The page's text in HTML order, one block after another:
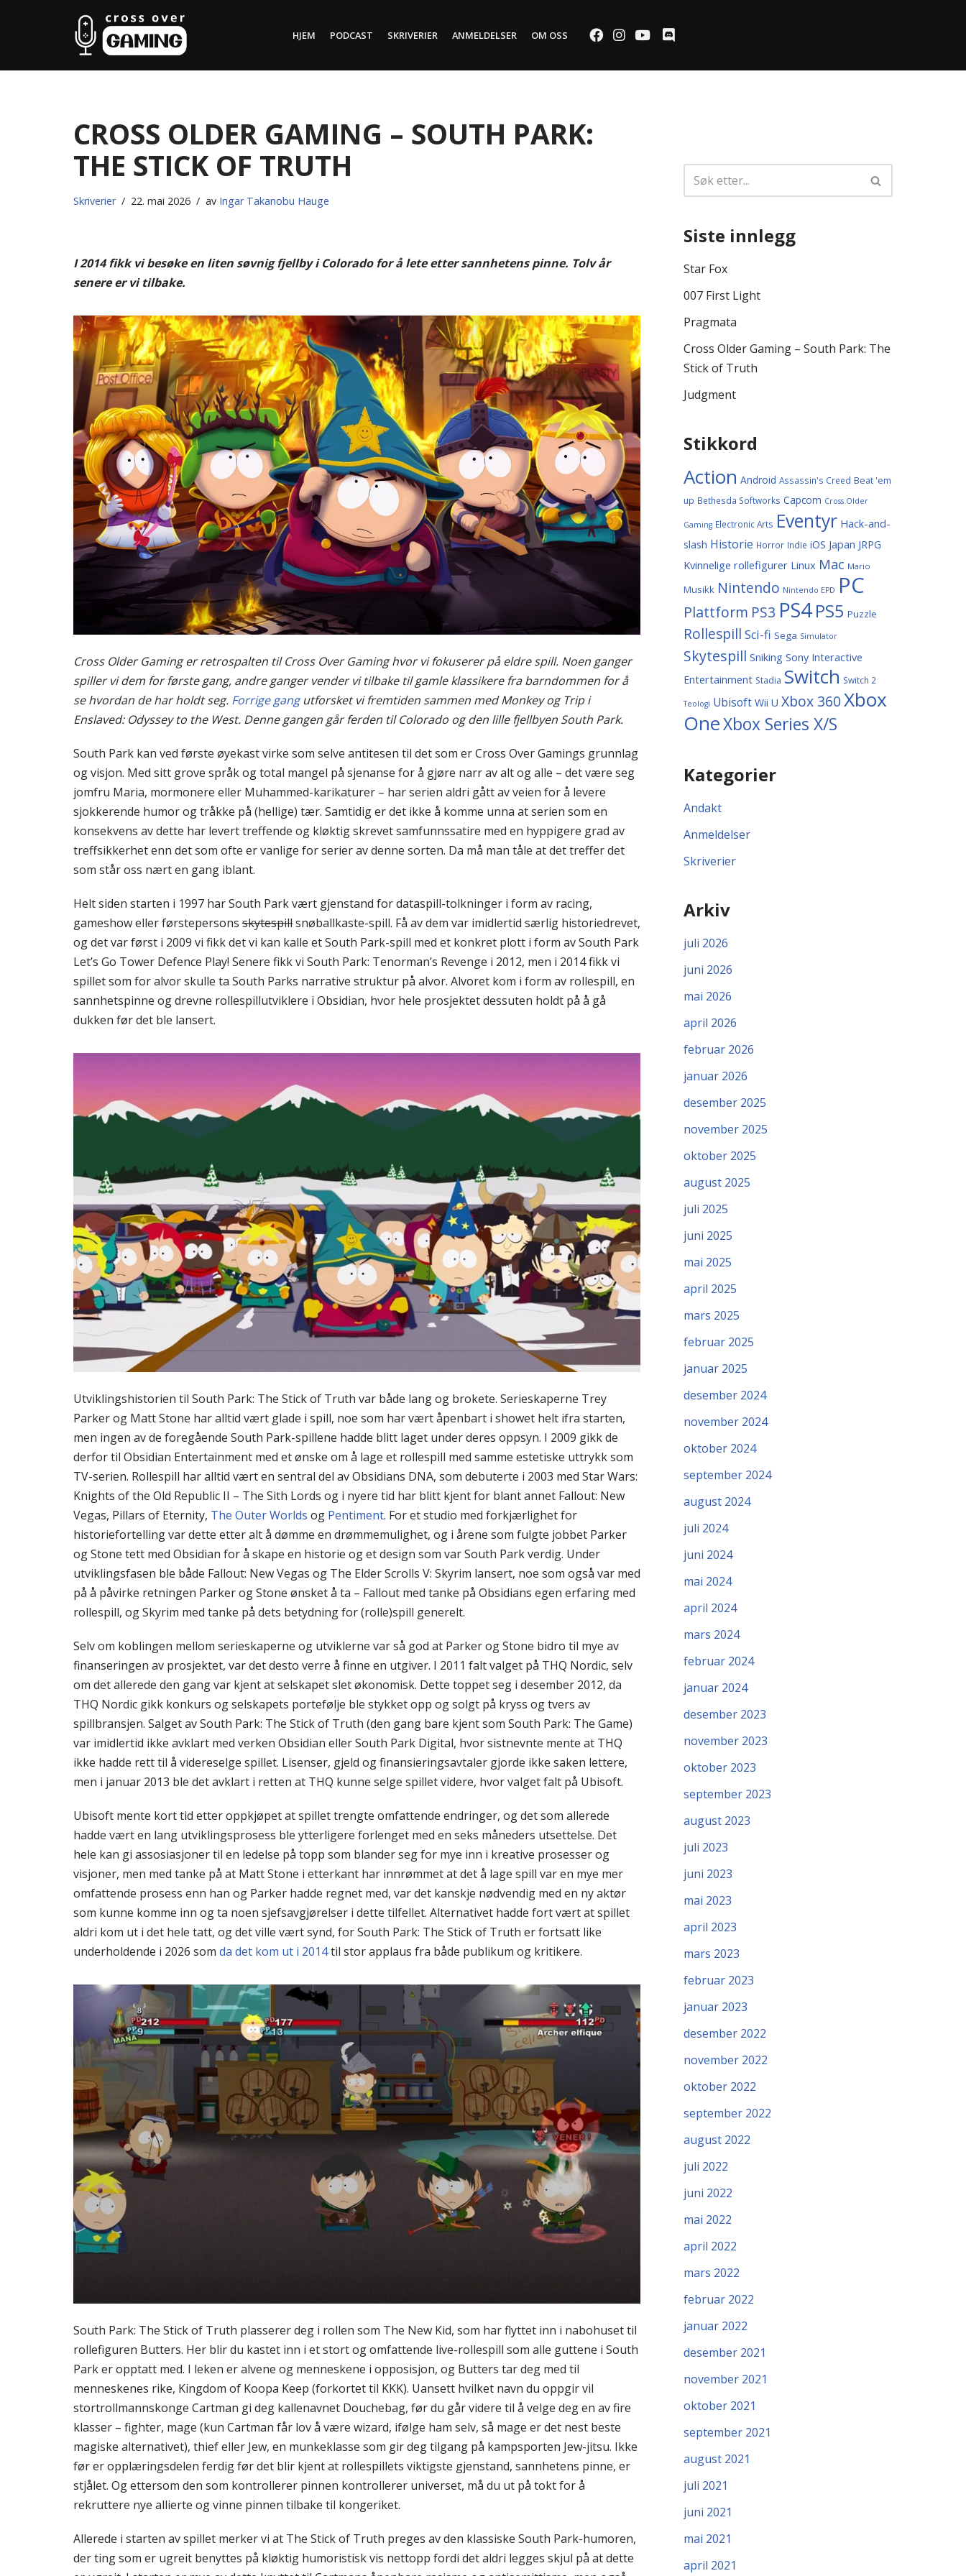
HJEM PODCAST SKRIVERIER ANMELDELSER OM OSS
Cross Older Gaming – South Park:
The Stick of Truth
Skriverier 22. mai 2026 av Ingar Takanobu Hauge
I 2014 fikk vi besøke en liten søvnig fjellby i Colorado for å lete etter sannhetens pinne. Tolv år
senere er vi tilbake.
Cross Older Gaming er retrospalten til Cross Over Gaming hvor vi fokuserer på eldre spill. Noen ganger
spiller vi dem for første gang, andre ganger vender vi tilbake til gamle klassikere fra barndommen for å
se hvordan de har holdt seg. Forrige gangutforsket vi fremtiden sammen med Monkey og Trip i
Enslaved: Odyssey to the West. Denne gangen går ferden til Colorado og den lille fjellbyen South Park.
South Park kan ved første øyekast virke som selve antitesen til det som er Cross Over Gamings grunnlag
og visjon. Med sitt grove språk og total mangel på sjenanse for å gjøre narr av alt og alle – det være seg
jomfru Maria, mormonere eller Muhammed-karikaturer – har serien aldri gått av veien for å levere
sjokkerende humor og tråkke på (hellige) tær. Samtidig er det ikke å komme unna at serien som en
konsekvens av dette har levert treffende og kløktig skrevet samfunnssatire med en hyppigere grad av
treffsikkerhet enn det som ofte er vanlige for serier av denne sorten. Da må man tåle at det treffer det
som står oss nært en gang iblant.
Helt siden starten i 1997 har South Park vært gjenstand for dataspill-tolkninger i form av racing,
gameshow eller førstepersons skytespillsnøballkaste-spill. Få av dem var imidlertid særlig historiedrevet,
og det var først i 2009 vi fikk det vi kan kalle et South Park-spill med et konkret plott i form av South Park
Let’s Go Tower Defence Play! Senere fikk vi South Park: Tenorman’s Revenge i 2012, men i 2014 fikk vi
spillet som for alvor skulle ta South Parks narrative struktur på alvor. Alvoret kom i form av rollespill, en
sannhetspinne og drevne rollespillutviklere i Obsidian, hvor hele prosjektet dessuten holdt på å gå
dukken før det ble lansert.
Utviklingshistorien til South Park: The Stick of Truth var både lang og brokete. Serieskaperne Trey
Parker og Matt Stone har alltid vært glade i spill, noe som har vært åpenbart i showet helt ifra starten,
men ingen av de foregående South Park-spillene hadde blitt laget under deres oppsyn. I 2009 gikk de
derfor til Obsidian Entertainment med et ønske om å lage et rollespill med samme estetiske uttrykk som
TV-serien. Rollespill har alltid vært en sentral del av Obsidians DNA, som debuterte i 2003 med Star Wars:
Knights of the Old Republic II – The Sith Lords og i nyere tid har blitt kjent for blant annet Fallout: New
Vegas, Pillars of Eternity, The Outer Worlds og Pentiment. For et studio med forkjærlighet for
historiefortelling var dette etter alt å dømme en drømmemulighet, og i årene som fulgte jobbet Parker
og Stone tett med Obsidian for å skape en historie og et design som var South Park verdig. Under
utviklingsfasen ble både Fallout: New Vegas og The Elder Scrolls V: Skyrim lansert, noe som også var med
på å påvirke retningen Parker og Stone ønsket å ta – Fallout med tanke på Obsidians egen erfaring med
rollespill, og Skyrim med tanke på dets betydning for (rolle)spill generelt.
Selv om koblingen mellom serieskaperne og utviklerne var så god at Parker og Stone bidro til mye av
finanseringen av prosjektet, var det desto verre å finne en utgiver. I 2011 falt valget på THQ Nordic, selv
om det allerede den gang var kjent at selskapet slet økonomisk. Dette toppet seg i desember 2012, da
THQ Nordic gikk konkurs og selskapets portefølje ble stykket opp og solgt på kryss og tvers av
spillbransjen. Salget av South Park: The Stick of Truth (den gang bare kjent som South Park: The Game)
var imidlertid ikke avklart med verken Obsidian eller South Park Digital, hvor sistnevnte mente at THQ
ikke hadde rett til å videreselge spillet. Lisenser, gjeld og finansieringsavtaler gjorde ikke saken lettere,
men i januar 2013 ble det avklart i retten at THQ kunne selge spillet videre, hvor valget falt på Ubisoft.
Ubisoft mente kort tid etter oppkjøpet at spillet trengte omfattende endringer, og det som allerede
hadde vært en lang utviklingsprosess ble ytterligere forlenget med en seks måneders utsettelse. Det
hele kan gi assosiasjoner til en ledelse på topp som blander seg for mye inn i kreative prosesser og
visjoner, men med tanke på at Matt Stone i etterkant har innrømmet at det å lage spill var en mye mer
omfattende prosess enn han og Parker hadde regnet med, var det kanskje nødvendig med en ny aktør
som kunne komme inn og ta noen sjefsavgjørelser i dette tilfellet. Alternativet hadde fort vært at spillet
aldri kom ut i det hele tatt, og det ville vært synd, for South Park: The Stick of Truth er fortsatt like
underholdende i 2026 som da det kom ut i 2014til stor applaus fra både publikum og kritikere.
South Park: The Stick of Truth plasserer deg i rollen som The New Kid, som har flyttet inn i nabohuset til
rollefiguren Butters. Her blir du kastet inn i et stort og omfattende live-rollespill som alle guttene i South
Park er opptatt med. I leken er alvene og menneskene i opposisjon, og Butters tar deg med til
menneskenes rike, Kingdom of Koopa Keep (forkortet til KKK). Uansett hvilket navn du oppgir vil
stortrollmannskonge Cartman gi deg kallenavnet Douchebag, før du går videre til å velge deg en av fire
klasser – fighter, mage (kun Cartman får lov å være wizard, ifølge ham selv, så mage er det nest beste
magiske alternativet), thief eller Jew, en munkeklasse som gir deg tilgang på kampsporten Jew-jitsu. Ikke
før er opplæringsdelen ferdig før det blir kjent at rollespillets viktigste gjenstand, sannhetens pinne, er
stjålet. Og ettersom den som kontrollerer pinnen kontrollerer universet, må du ut på tokt for å
rekruttere nye allierte og vinne pinnen tilbake til kongeriket.
Allerede i starten av spillet merker vi at The Stick of Truth preges av den klassiske South Park-humoren,
der ting som er ugreit benyttes på kløktig humoristisk vis nettopp fordi det aldri legges skjul på at dette
Siste innlegg
Star Fox
007 First Light
Pragmata
Cross Older Gaming – South Park: The
Stick of Truth
Judgment
Stikkord
Action Android Assassin's Creed Beat 'em
up Bethesda Softworks Capcom Cross Older
Gaming Electronic Arts Eventyr Hack-and-
slash Historie Horror Indie iOS Japan JRPG
Kvinnelige rollefigurer Linux Mac Mario
Musikk Nintendo Nintendo EPD PC
Plattform PS3 PS4PS5 Puzzle
Rollespill Sci-fi Sega Simulator
Skytespill Sniking Sony Interactive
Entertainment Stadia Switch Switch 2
Teologi Ubisoft Wii U Xbox 360Xbox
OneXbox Series X/S
Kategorier
Andakt
Anmeldelser
Skriverier
Arkiv
juli 2026
juni 2026
mai 2026
april 2026
februar 2026
januar 2026
desember 2025
november 2025
oktober 2025
august 2025
juli 2025
juni 2025
mai 2025
april 2025
mars 2025
februar 2025
januar 2025
desember 2024
november 2024
oktober 2024
september 2024
august 2024
juli 2024
juni 2024
mai 2024
april 2024
mars 2024
februar 2024
januar 2024
desember 2023
november 2023
oktober 2023
september 2023
august 2023
juli 2023
juni 2023
mai 2023
april 2023
mars 2023
februar 2023
januar 2023
desember 2022
november 2022
oktober 2022
september 2022
august 2022
juli 2022
juni 2022
mai 2022
april 2022
mars 2022
februar 2022
januar 2022
desember 2021
november 2021
oktober 2021
september 2021
august 2021
juli 2021
juni 2021
mai 2021
april 2021